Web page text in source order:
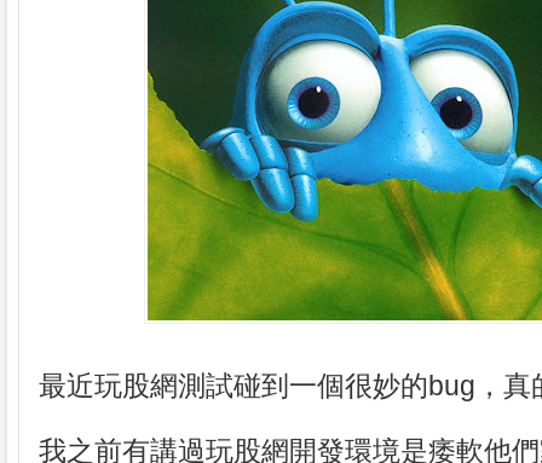
最近玩股網測試碰到一個很妙的bug，真
我之前有講過玩股網開發環境是痿軟他